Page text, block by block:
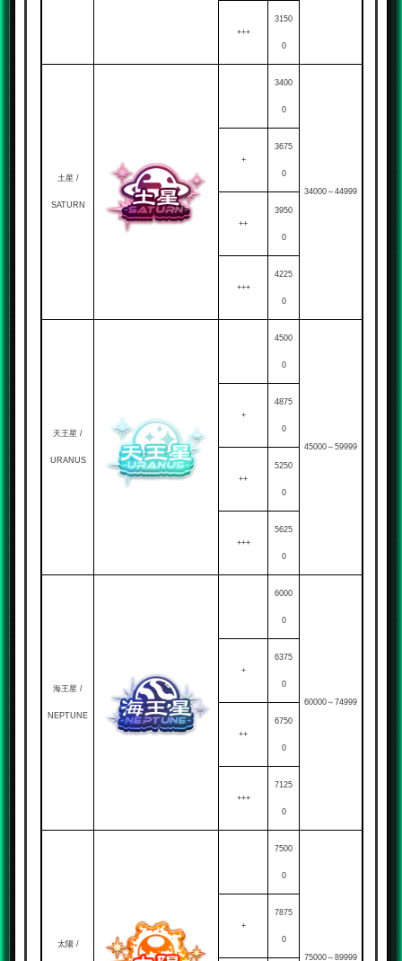
+++
3150
0
土星 /
SATURN
3400
0
34000～44999
+
3675
0
++
3950
0
+++
4225
0
天王星 /
URANUS
4500
0
45000～59999
+
4875
0
++
5250
0
+++
5625
0
海王星 /
NEPTUNE
6000
0
60000～74999
+
6375
0
++
6750
0
+++
7125
0
太陽 /
7500
0
75000～89999
+
7875
0